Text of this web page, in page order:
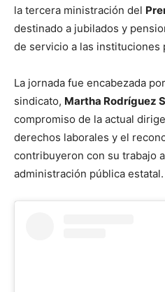
la tercera ministración del
destinado a jubilados y
de servicio a las instituciones
La jornada fue encabezada
sindicato, Martha Rodríguez
compromiso de la actual
derechos laborales y el
contribuyeron con su trabajo
administración pública estatal.